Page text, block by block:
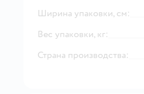
Ширина упаковки, см:
Вес упаковки, кг:
Страна производства: